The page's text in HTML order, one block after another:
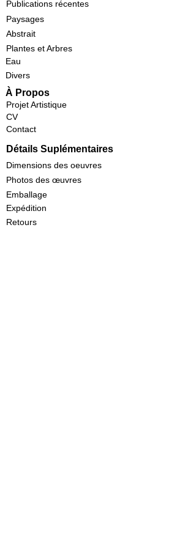
Publications récentes
Paysages
Abstrait
Plantes et Arbres
Eau
Divers
À Propos
Projet Artistique
CV
Contact
Détails Suplémentaires
Dimensions des oeuvres
Photos des œuvres
Emballage
Expédition
Retours